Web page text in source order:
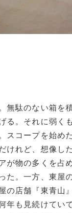
無駄のない箱を
る。それに弱く
スコープを始め
けれど、想像し
が物の多くを占
た。一方、東屋
の店舗『東青山
年も見続けてい